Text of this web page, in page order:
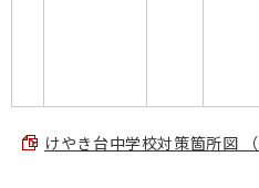
けやき台中学校対策箇所図